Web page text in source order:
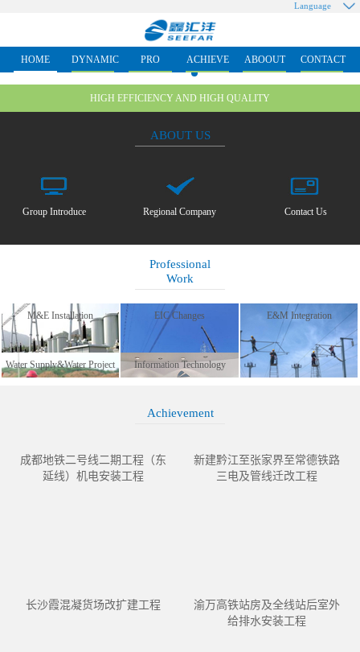
Language
HOME DYNAMIC PRO ACHIEVE ABOOUT CONTACT
HIGH EFFICIENCY AND HIGH QUALITY
ABOUT US
Group Introduce Regional Company Contact Us
Professional
Work
M&E Installation EIC Changes E&M Integration
Water Supply&Water Project Information Technology
Achievement
成都地铁二号线二期工程（东
延线）机电安装工程
新建黔江至张家界至常德铁路
三电及管线迁改工程
长沙霞混凝货场改扩建工程
渝万高铁站房及全线站后室外
给排水安装工程